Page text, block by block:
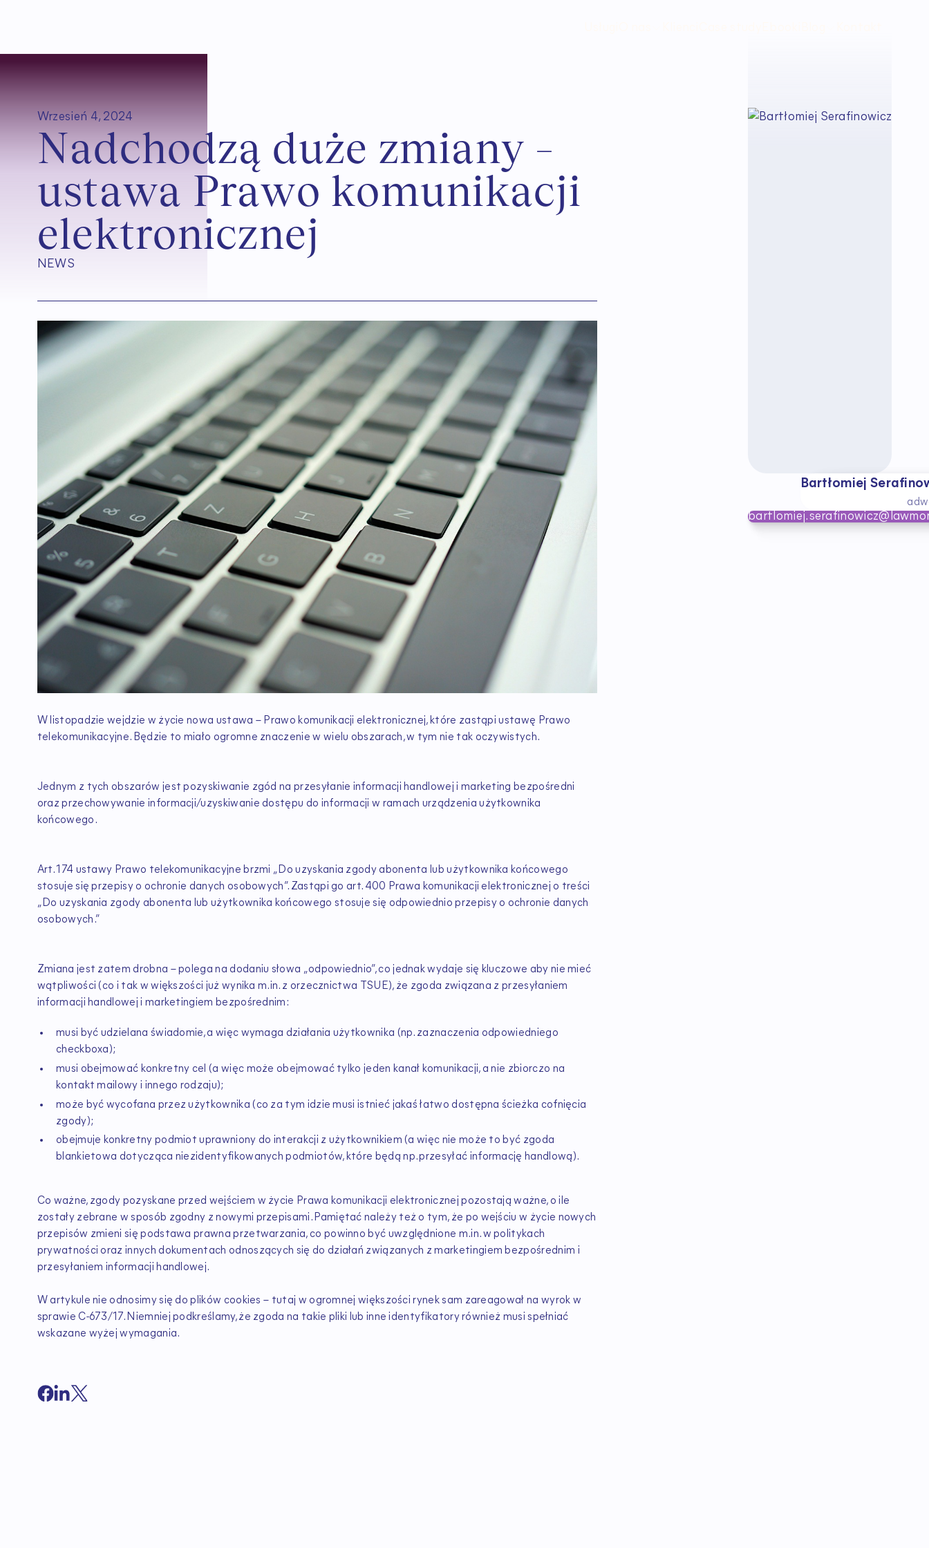
Wrzesień 4, 2024
Nadchodzą duże zmiany –
ustawa Prawo komunikacji
elektronicznej
NEWS
W listopadzie wejdzie w życie nowa ustawa – Prawo komunikacji elektronicznej, które zastąpi ustawę Prawo
telekomunikacyjne. Będzie to miało ogromne znaczenie w wielu obszarach, w tym nie tak oczywistych.
Jednym z tych obszarów jest pozyskiwanie zgód na przesyłanie informacji handlowej i marketing bezpośredni
oraz przechowywanie informacji/uzyskiwanie dostępu do informacji w ramach urządzenia użytkownika
końcowego.
Art. 174 ustawy Prawo telekomunikacyjne brzmi „Do uzyskania zgody abonenta lub użytkownika końcowego
stosuje się przepisy o ochronie danych osobowych”. Zastąpi go art. 400 Prawa komunikacji elektronicznej o treści
„Do uzyskania zgody abonenta lub użytkownika końcowego stosuje się odpowiednio przepisy o ochronie danych
osobowych.”
Zmiana jest zatem drobna – polega na dodaniu słowa „odpowiednio”, co jednak wydaje się kluczowe aby nie mieć
wątpliwości (co i tak w większości już wynika m.in. z orzecznictwa TSUE), że zgoda związana z przesyłaniem
informacji handlowej i marketingiem bezpośrednim:
musi być udzielana świadomie, a więc wymaga działania użytkownika (np. zaznaczenia odpowiedniego
checkboxa);
musi obejmować konkretny cel (a więc może obejmować tylko jeden kanał komunikacji, a nie zbiorczo na
kontakt mailowy i innego rodzaju);
może być wycofana przez użytkownika (co za tym idzie musi istnieć jakaś łatwo dostępna ścieżka cofnięcia
zgody);
obejmuje konkretny podmiot uprawniony do interakcji z użytkownikiem (a więc nie może to być zgoda
blankietowa dotycząca niezidentyfikowanych podmiotów, które będą np. przesyłać informację handlową).
Co ważne, zgody pozyskane przed wejściem w życie Prawa komunikacji elektronicznej pozostają ważne, o ile
zostały zebrane w sposób zgodny z nowymi przepisami. Pamiętać należy też o tym, że po wejściu w życie nowych
przepisów zmieni się podstawa prawna przetwarzania, co powinno być uwzględnione m.in. w politykach
prywatności oraz innych dokumentach odnoszących się do działań związanych z marketingiem bezpośrednim i
przesyłaniem informacji handlowej.
W artykule nie odnosimy się do plików cookies – tutaj w ogromnej większości rynek sam zareagował na wyrok w
sprawie C-673/17. Niemniej podkreślamy, że zgoda na takie pliki lub inne identyfikatory również musi spełniać
wskazane wyżej wymagania.
Bartłomiej